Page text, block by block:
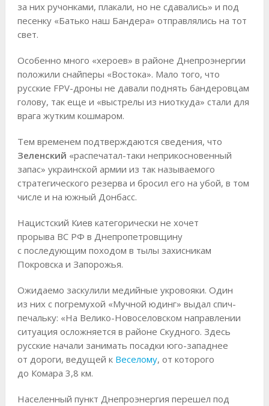
за них ручонками, плакали, но не сдавались» и под
песенку «Батько наш Бандера» отправлялись на тот
свет.
Особенно много «хероев» в районе Днепроэнергии
положили снайперы «Востока». Мало того, что
русские FPV-дроны не давали поднять бандеровцам
голову, так еще и «выстрелы из ниоткуда» стали для
врага жутким кошмаром.
Тем временем подтверждаются сведения, что
Зеленский «распечатал-таки неприкосновенный
запас» украинской армии из так называемого
стратегического резерва и бросил его на убой, в том
числе и на южный Донбасс.
Нацистский Киев категорически не хочет
прорыва ВС РФ в Днепропетровщину
с последующим походом в тылы захисникам
Покровска и Запорожья.
Ожидаемо заскулили медийные укровояки. Один
из них с погремухой «Мучной юдинг» выдал спич-
печальку: «На Велико-Новоселовском направлении
ситуация осложняется в районе Скудного. Здесь
русские начали занимать посадки юго-западнее
от дороги, ведущей к Веселому, от которого
до Комара 3,8 км.
Населенный пункт Днепроэнергия перешел под